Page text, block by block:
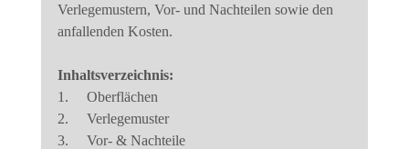
Verlegemustern, Vor- und Nachteilen sowie den
anfallenden Kosten.
Inhaltsverzeichnis:
1.     Oberflächen
2.     Verlegemuster
3.     Vor- & Nachteile